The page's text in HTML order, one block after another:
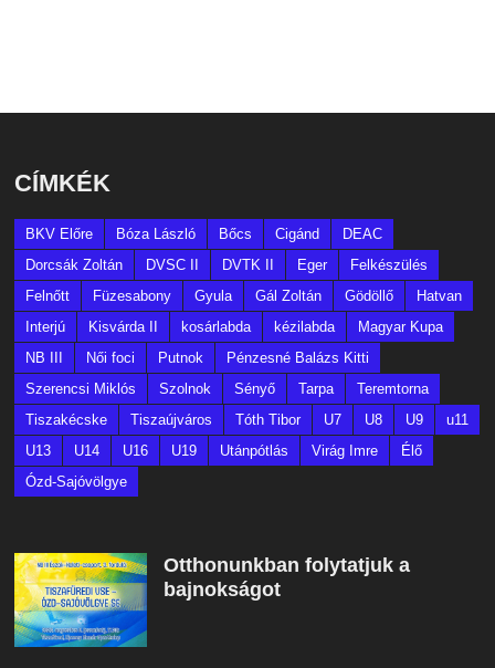
CÍMKÉK
BKV Előre Bóza László Bőcs Cigánd
DEAC
Dorcsák Zoltán
DVSC II DVTK II Eger
Felkészülés
Felnőtt
Füzesabony Gyula Gál Zoltán Gödöllő
Hatvan
Interjú
Kisvárda II kosárlabda kézilabda
Magyar Kupa
NB III
Női foci Putnok
Pénzesné Balázs Kitti
Szerencsi Miklós
Szolnok Sényő Tarpa
Teremtorna
Tiszakécske
Tiszaújváros Tóth Tibor U7 U8 U9
u11
U13
U14 U16 U19 Utánpótlás Virág Imre
Élő
Ózd-Sajóvölgye
Otthonunkban folytatjuk a
bajnokságot